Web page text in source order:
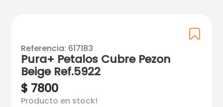
Referencia: 617183
Pura+ Petalos Cubre Pezon
Beige Ref.5922
$ 7800
Producto en stock!